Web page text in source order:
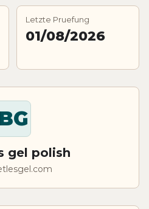
Letzte Pruefung
01/08/2026
BG
gel polish